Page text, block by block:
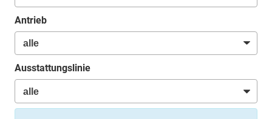
Antrieb
Ausstattungslinie